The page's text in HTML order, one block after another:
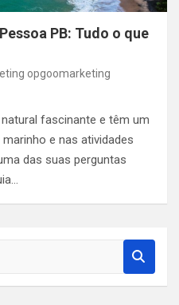
PB: Tudo o que
opgoomarketing
fascinante e têm um
e nas atividades
das suas perguntas